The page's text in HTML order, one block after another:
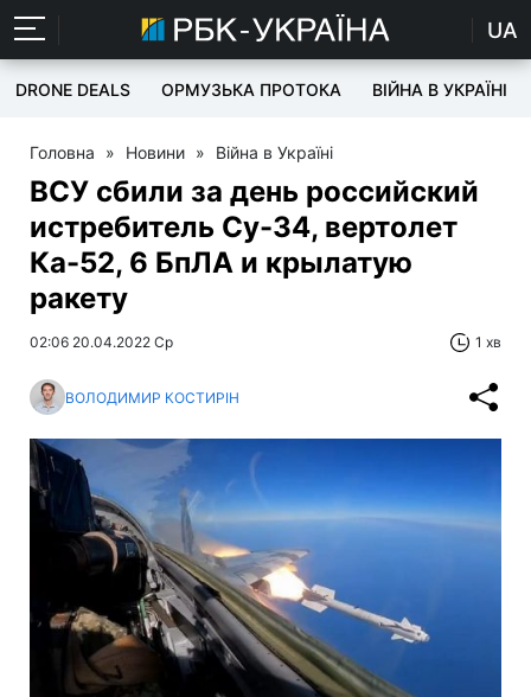
UA
DRONE DEALS ОРМУЗЬКА ПРОТОКА ВІЙНА В УКРАЇНІ
Головна » Новини » Війна в Україні
ВСУ сбили за день российский
истребитель Су-34, вертолет
Ка-52, 6 БпЛА и крылатую
ракету
02:06 20.04.2022 Ср 1 хв
ВОЛОДИМИР КОСТИРІН